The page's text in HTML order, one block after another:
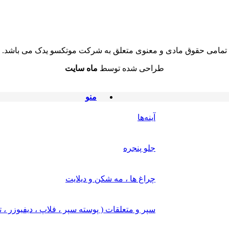
تمامی حقوق مادی و معنوی متعلق به شرکت موتکسو یدک می باشد.
طراحی شده توسط ماه سایت
منو
آینه‌ها
جلو پنجره
چراغ‌ ها ، مه‌ شکن و دیلایت
سپر و متعلقات ( پوسته سپر ، فلاپ ، دیفیوزر